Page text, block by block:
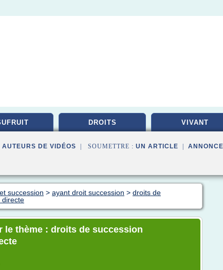
DROITS VIVANT
AUTEURS DE VIDÉOS | SOUMETTRE : UN ARTICLE
succession > ayant droit succession > droits de
directe
le thème : droits de succession